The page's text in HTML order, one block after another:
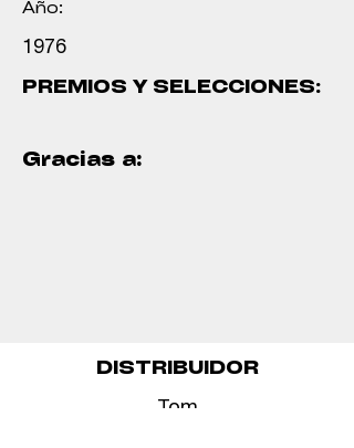
Año:
1976
PREMIOS Y SELECCIONES:
Gracias a:
DISTRIBUIDOR
Tom